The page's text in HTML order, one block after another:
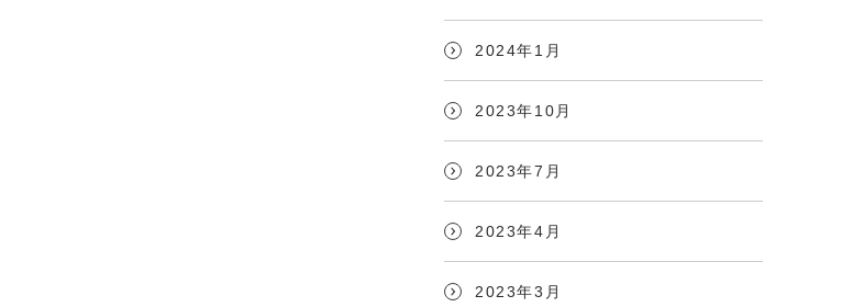
2024年1月
2023年10月
2023年7月
2023年4月
2023年3月